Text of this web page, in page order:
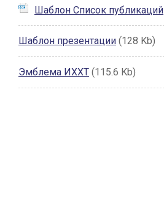
Шаблон Список публикаций
Шаблон презентации (128 Kb)
Эмблема ИХХТ (115.6 Kb)